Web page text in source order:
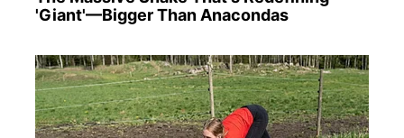
'Giant'—Bigger Than Anacondas